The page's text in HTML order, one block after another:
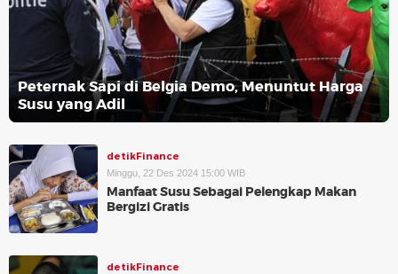
Peternak Sapi di Belgia Demo, Menuntut Harga
Susu yang Adil
detikFinance
Minggu, 22 Des 2024 15:00 WIB
Manfaat Susu Sebagai Pelengkap Makan
Bergizi Gratis
detikFinance